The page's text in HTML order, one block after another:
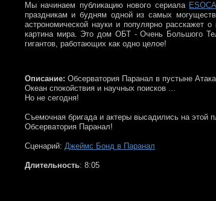
Мы начинаем публикацию нового сериала
праздникам и будням одной из самых
астрономической науки и популярно расскажет
картина мира. Это дом ОБТ - Очень Большого
гигантов, работающих как одно целое!
Описание: Обсерватория Паранал в пустыне
Океан спокойствия и научных поисков ...
Но не сегодня!
Съемочная бригада и актеры высадились на этой
Обсерватория Паранал!
Сценарий: Джеймс Бонд в Паранал
Длительность: 8:05